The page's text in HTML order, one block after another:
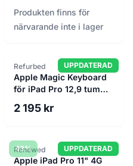
Produkten finns för
närvarande inte i lager
UPPDATERAD
Refurbed
Apple Magic Keyboard
för iPad Pro 12,9 tum
2 195 kr
UPPDATERAD
43%
Renewed
Apple iPad Pro 11" 4G